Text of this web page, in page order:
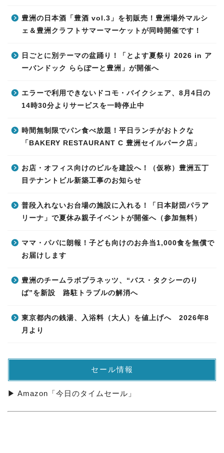
豊洲の日本酒「豊酒 vol.3」を初販売！豊洲場外マルシ
ェ＆豊洲クラフトサマーマーケットが同時開催です！
日ごとに別テーマの盆踊り！「とよす夏祭り 2026 in ア
ーバンドック ららぽーと豊洲」が開催へ
エラーで利用できないドコモ・バイクシェア、8月4日の
14時30分よりサービスを一時停止中
時間無制限でパン食べ放題！平日ランチがおトクな
「BAKERY RESTAURANT C 豊洲セイルパーク店」
お店・オフィス向けのビルを建設へ！（仮称）豊洲五丁
目テナントビル新築工事のお知らせ
普段入れないお台場の施設に入れる！「日本財団パラア
リーナ」で夏休み親子イベントが開催へ（参加無料）
ママ・パパに朗報！子ども向けのお弁当1,000食を無償で
お届けします
豊洲のチームラボプラネッツ、“バス・タクシーのり
ば”を新設 路駐トラブルの解消へ
東京都内の銭湯、入浴料（大人）を値上げへ 2026年8
月より
セール情報
▶ Amazon「今日のタイムセール」